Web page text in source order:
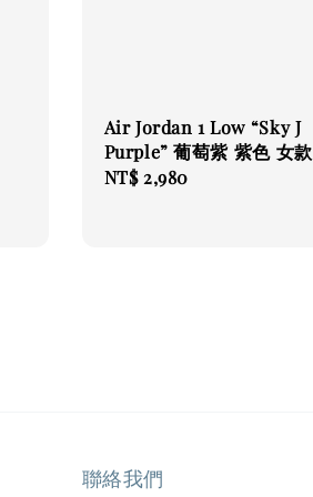
Air Jordan 1 Low “Sky J
Purple” 葡萄紫 紫色 女款
Regular
NT$ 2,980
聯絡我們